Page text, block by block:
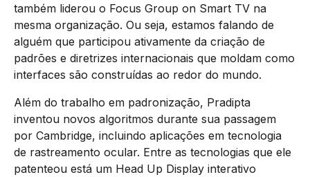
também liderou o Focus Group on Smart TV na
mesma organização. Ou seja, estamos falando de
alguém que participou ativamente da criação de
padrões e diretrizes internacionais que moldam como
interfaces são construídas ao redor do mundo.
Além do trabalho em padronização, Pradipta
inventou novos algoritmos durante sua passagem
por Cambridge, incluindo aplicações em tecnologia
de rastreamento ocular. Entre as tecnologias que ele
patenteou está um Head Up Display interativo